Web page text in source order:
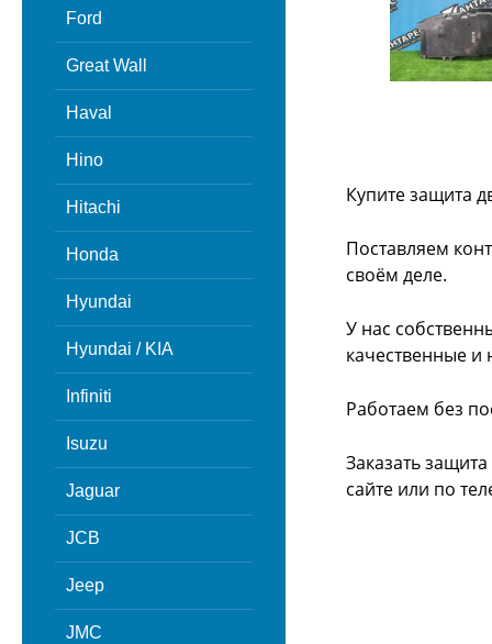
Ford
Great Wall
Haval
Hino
Hitachi
Honda
Hyundai
Hyundai / KIA
Infiniti
Isuzu
Jaguar
JCB
Jeep
JMC
Купите защита
Поставляем
своём деле.
У нас
качественные и
Работаем без
Заказать
сайте или по